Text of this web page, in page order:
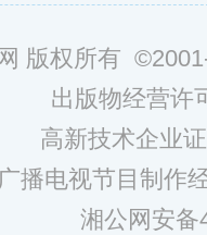
版权所有
出版物经营许
高新技术企业
播电视节目制作
湘公网安备